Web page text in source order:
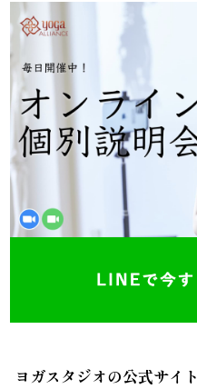
ヨガスタジオの公式サイト